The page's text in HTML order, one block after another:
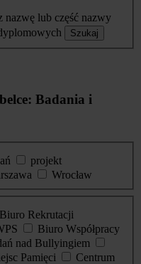
nazwę lub część nazwy
Szukaj
Badania i
projekt
Wrocław
Biuro Rekrutacji
Biuro Współpracy
nad Bullyingiem
Pamięci
Centrum